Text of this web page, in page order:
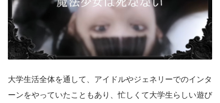
大学生活全体を通して、アイドルやジェネリーでのインタ
ーンをやっていたこともあり、忙しくて大学生らしい遊び